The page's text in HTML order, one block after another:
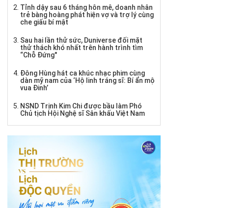
Tỉnh dậy sau 6 tháng hôn mê, doanh nhân
trẻ bàng hoàng phát hiện vợ và trợ lý cùng
che giấu bí mật
Sau hai lần thử sức, Duniverse đối mặt
thử thách khó nhất trên hành trình tìm
“Chỗ Đứng"
Đông Hùng hát ca khúc nhạc phim cùng
dàn mỹ nam của ‘Hộ linh tráng sĩ: Bí ẩn mộ
vua Đinh’
NSND Trịnh Kim Chi được bầu làm Phó
Chủ tịch Hội Nghệ sĩ Sân khấu Việt Nam